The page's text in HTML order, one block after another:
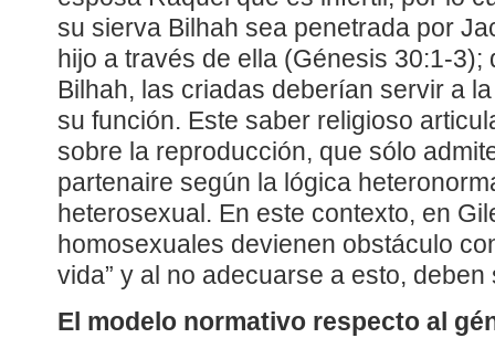
su sierva Bilhah sea penetrada por
hijo a través de ella (Génesis 30:1-3);
Bilhah, las criadas deberían servir a
su función. Este saber religioso
sobre la reproducción, que sólo
partenaire según la lógica
heterosexual. En este contexto, en
homosexuales devienen obstáculo
vida” y al no adecuarse a esto,
El modelo normativo respecto al